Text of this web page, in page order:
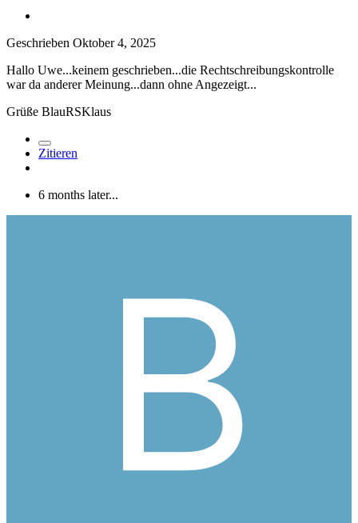
Geschrieben Oktober 4, 2025
Hallo Uwe...keinem geschrieben...die Rechtschreibungskontrolle
war da anderer Meinung...dann ohne Angezeigt...
Grüße BlauRSKlaus
Zitieren
6 months later...